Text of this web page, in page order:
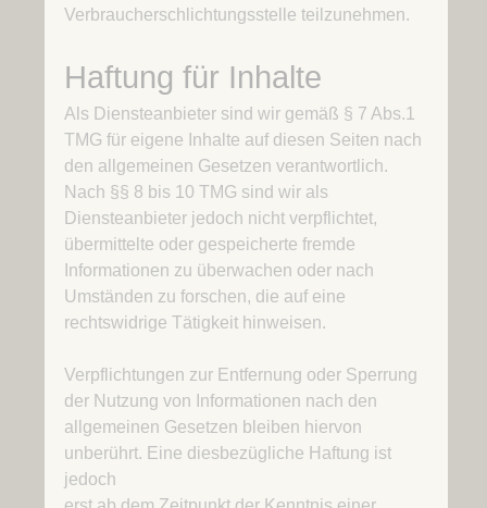
Verbraucherschlichtungsstelle teilzunehmen.
Haftung für Inhalte
Als Diensteanbieter sind wir gemäß § 7 Abs.1
TMG für eigene Inhalte auf diesen Seiten nach
den allgemeinen Gesetzen verantwortlich.
Nach §§ 8 bis 10 TMG sind wir als
Diensteanbieter jedoch nicht verpflichtet,
übermittelte oder gespeicherte fremde
Informationen zu überwachen oder nach
Umständen zu forschen, die auf eine
rechtswidrige Tätigkeit hinweisen.
Verpflichtungen zur Entfernung oder Sperrung
der Nutzung von Informationen nach den
allgemeinen Gesetzen bleiben hiervon
unberührt. Eine diesbezügliche Haftung ist
jedoch